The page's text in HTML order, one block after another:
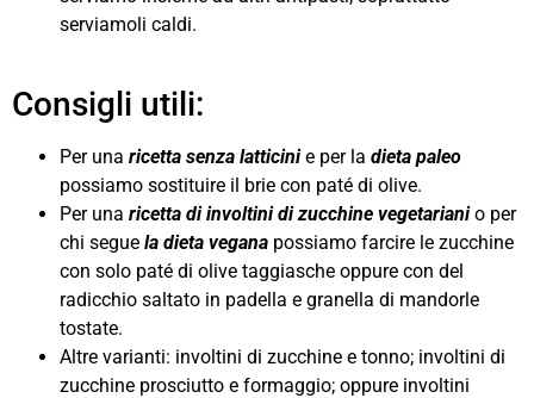
serviamoli caldi.
Consigli utili:
Per una ricetta senza latticinie per la dieta paleo
possiamo sostituire il brie con paté di olive.
Per una ricetta di involtini di zucchine vegetarianio per
chi segue la dieta vegana possiamo farcire le zucchine
con solo paté di olive taggiasche oppure con del
radicchio saltato in padella e granella di mandorle
tostate.
Altre varianti: involtini di zucchine e tonno; involtini di
zucchine prosciutto e formaggio; oppure involtini